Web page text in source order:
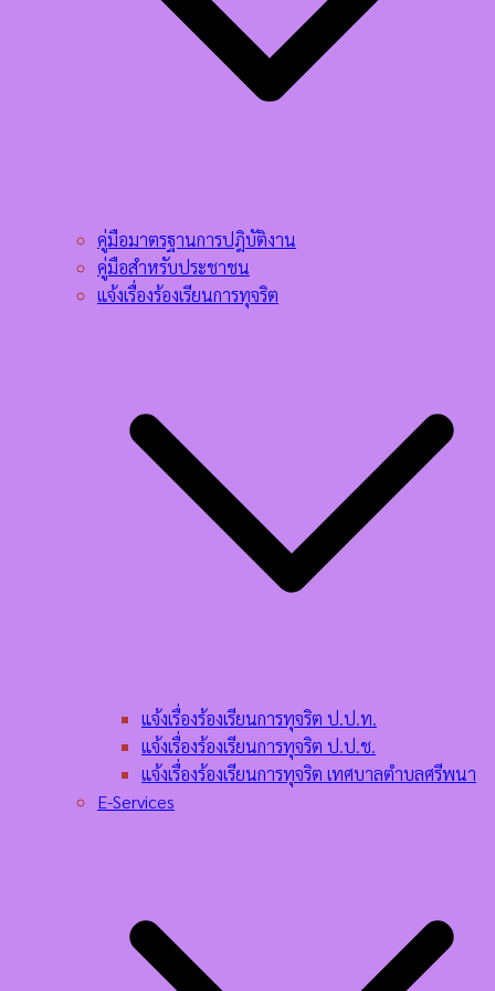
คู่มือมาตรฐานการปฎิบัติงาน
คู่มือสำหรับประชาชน
แจ้งเรื่องร้องเรียนการทุจริต
แจ้งเรื่องร้องเรียนการทุจริต ป.ป.ท.
แจ้งเรื่องร้องเรียนการทุจริต ป.ป.ช.
แจ้งเรื่องร้องเรียนการทุจริต เทศบาลตำบลศรีพนา
E-Services